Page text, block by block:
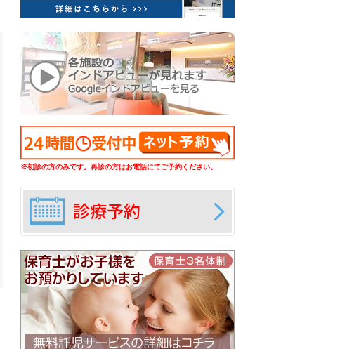
※初診の方のみです。再診の方はお電話にてご予約ください。